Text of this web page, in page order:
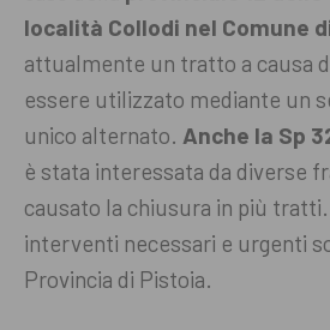
località Collodi nel Comune
attualmente un tratto a causa
essere utilizzato mediante un
unico alternato. Anche la Sp
è stata interessata da diverse
causato la chiusura in più
interventi necessari e urgenti
Provincia di Pistoia.